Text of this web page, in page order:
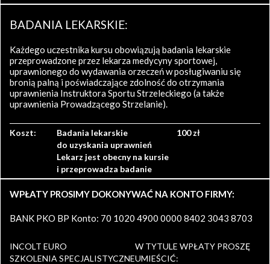
BADANIA LEKARSKIE:
Każdego uczestnika kursu obowiązują badania lekarskie
przeprowadzone przez lekarza medycyny sportowej,
uprawnionego do wydawania orzeczeń w posługiwaniu się
bronią palną i poświadczające zdolność do otrzymania
uprawnienia Instruktora Sportu Strzeleckiego (a także
uprawnienia Prowadzącego Strzelanie).
Koszt:
Badania lekarskie
do uzyskania uprawnień
Lekarz jest obecny na kursie
i przeprowadza badanie
100 zł
WPŁATY PROSIMY DOKONYWAĆ NA KONTO FIRMY:
BANK PKO BP Konto: 70 1020 4900 0000 8402 3043 8703
INCOLT EURO
SZKOLENIA SPECJALISTYCZNE
W TYTULE WPŁATY PROSZĘ
UMIEŚCIĆ: